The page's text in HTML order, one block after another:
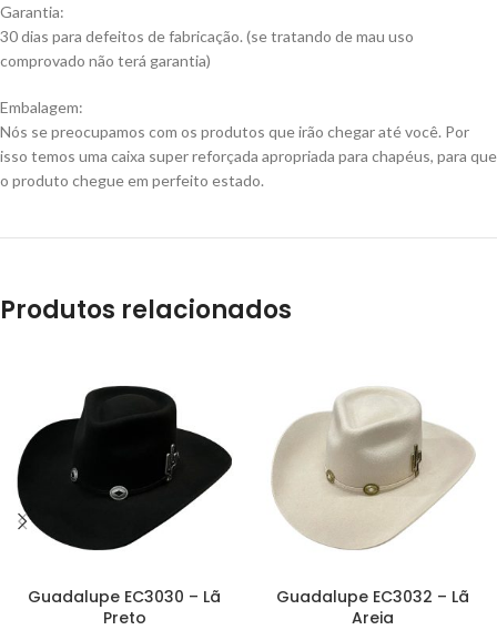
Garantia:
30 dias para defeitos de fabricação. (se tratando de mau uso
comprovado não terá garantia)
Embalagem:
Nós se preocupamos com os produtos que irão chegar até você. Por
isso temos uma caixa super reforçada apropriada para chapéus, para que
o produto chegue em perfeito estado.
Produtos relacionados
Guadalupe EC3030 – Lã
Preto
Guadalupe EC3032 – Lã
Areia